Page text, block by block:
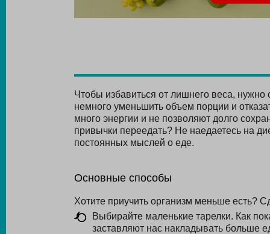
Чтобы избавиться от лишнего веса, нужно
немного уменьшить объем порции и
много энергии и не позволяют долго
привычки переедать? Не наедаетесь на
постоянных мыслей о еде.
Основные способы
Хотите приучить организм меньше есть?
Выбирайте маленькие тарелки. Как
заставляют нас накладывать больше